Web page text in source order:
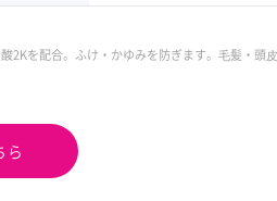
2Kを配合。ふけ・かゆみを防ぎます。⽑髪・頭
ら